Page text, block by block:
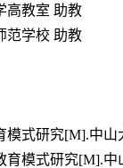
高教室 助教
范学校 助教
式研究[M].中山
模式研究[M].中